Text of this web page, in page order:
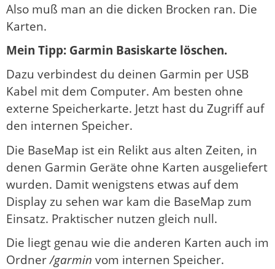
Also muß man an die dicken Brocken ran. Die
Karten.
Mein Tipp: Garmin Basiskarte löschen.
Dazu verbindest du deinen Garmin per USB
Kabel mit dem Computer. Am besten ohne
externe Speicherkarte. Jetzt hast du Zugriff auf
den internen Speicher.
Die BaseMap ist ein Relikt aus alten Zeiten, in
denen Garmin Geräte ohne Karten ausgeliefert
wurden. Damit wenigstens etwas auf dem
Display zu sehen war kam die BaseMap zum
Einsatz. Praktischer nutzen gleich null.
Die liegt genau wie die anderen Karten auch im
Ordner/garmin vom internen Speicher.